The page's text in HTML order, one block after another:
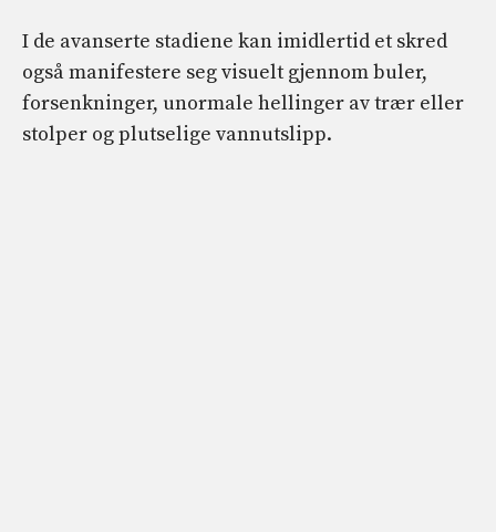
I de avanserte stadiene kan imidlertid et skred
også manifestere seg visuelt gjennom buler,
forsenkninger, unormale hellinger av trær eller
stolper og plutselige vannutslipp.